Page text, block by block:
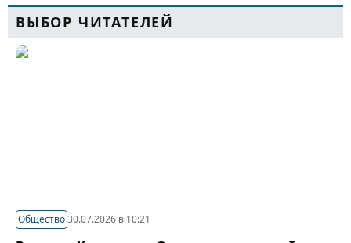
ВЫБОР ЧИТАТЕЛЕЙ
Общество30.07.2026 в 10:21